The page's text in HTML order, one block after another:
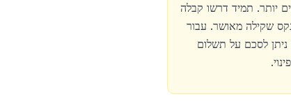
יותר. תמיד דרשו קבלה
שקילה מאושר. עבור
ניתן לסכם על תשלום